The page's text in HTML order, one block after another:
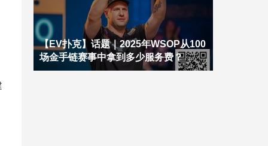
【EV扑克】话题｜2025年WSOP从100
场金手链赛事中拿到多少服务费？